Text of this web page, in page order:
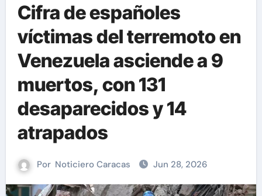
Cifra de españoles
víctimas del terremoto en
Venezuela asciende a 9
muertos, con 131
desaparecidos y 14
atrapados
Por Noticiero Caracas Jun 28, 2026